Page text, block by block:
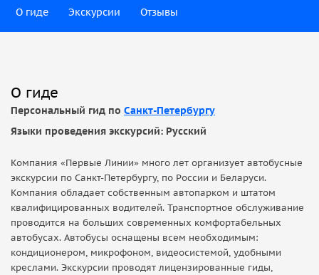
О гиде Экскурсии Отзывы
О гиде
Персональный гид по Санкт-Петербургу
Языки проведения экскурсий: Русский
Компания «Первые Линии» много лет организует автобусные
экскурсии по Санкт-Петербургу, по России и Беларуси.
Компания обладает собственным автопарком и штатом
квалифицированных водителей. Транспортное обслуживание
проводится на больших современных комфортабельных
автобусах. Автобусы оснащены всем необходимым:
кондиционером, микрофоном, видеосистемой, удобными
креслами. Экскурсии проводят лицензированные гиды,